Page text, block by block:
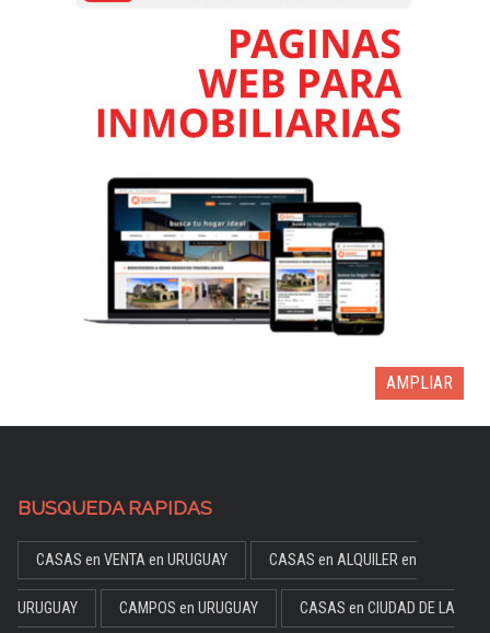
AMPLIAR
BUSQUEDA RAPIDAS
CASAS en VENTA en URUGUAY CASAS en ALQUILER en
URUGUAY CAMPOS en URUGUAY CASAS en CIUDAD DE LA